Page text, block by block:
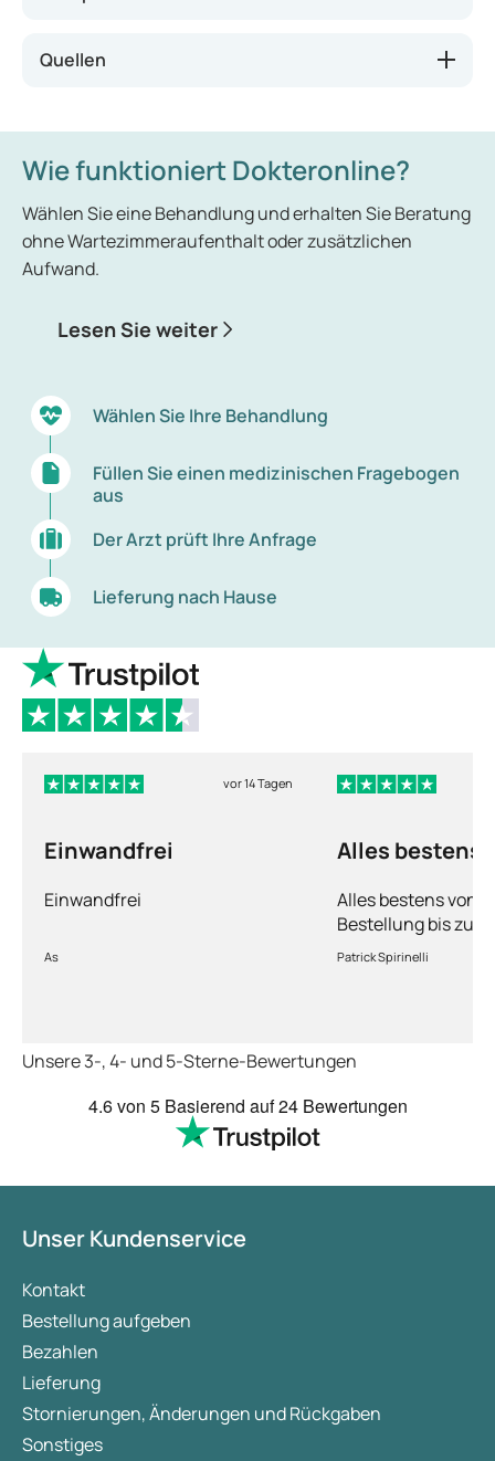
Geschlechtskrankheiten gezählt.
Quellen
Wie funktioniert Dokteronline?
Wählen Sie eine Behandlung und erhalten Sie Beratung
ohne Wartezimmeraufenthalt oder zusätzlichen
Aufwand.
Lesen Sie weiter
Wählen Sie Ihre Behandlung
Füllen Sie einen medizinischen Fragebogen
aus
Der Arzt prüft Ihre Anfrage
Lieferung nach Hause
vor 14 Tagen
Einwandfrei
Einwandfrei
As
Alles bestens
Alles bestens von
Bestellung bis zur
Ware sorgfältig
schnelle
Patrick Spirinelli
Unsere 3-, 4- und 5-Sterne-Bewertungen
4.6von 5 Basierend auf24 Bewertungen
Unser Kundenservice
Kontakt
Bestellung aufgeben
Bezahlen
Lieferung
Stornierungen, Änderungen und Rückgaben
Sonstiges